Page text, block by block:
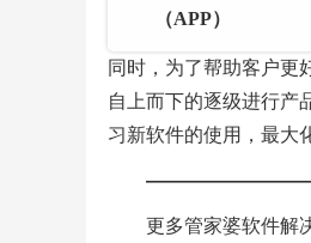
（APP）
同时，为了帮助客户更
自上而下的逐级进行产
习新软件的使用，最大
更多管家婆软件解